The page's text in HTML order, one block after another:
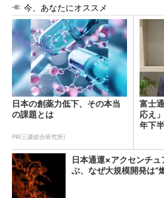
今、あなたにオススメ
日本の創薬力低下、その本当
の課題とは
PR(三菱総合研究所)
富士
応え
年下
日本通運×アクセンチ
ぶ、なぜ大規模開発は“